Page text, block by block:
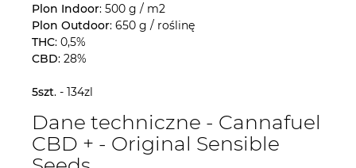
Plon Indoor: 500 g / m2
Plon Outdoor: 650 g / roślinę
THC: 0,5%
CBD: 28%
5szt. - 134zl
Dane techniczne - Cannafuel
CBD + - Original Sensible